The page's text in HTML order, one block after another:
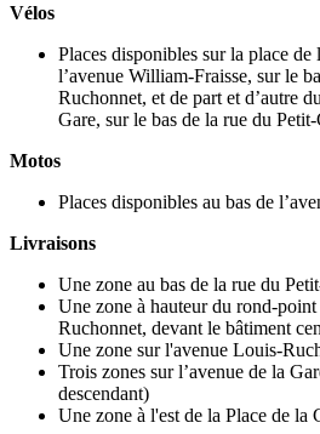
Vélos
Places disponibles sur la place de
l’avenue William-Fraisse, sur le
Ruchonnet, et de part et d’autre
Gare, sur le bas de la rue du
Motos
Places disponibles au bas de
Livraisons
Une zone au bas de la rue du
Une zone à hauteur du rond-
Ruchonnet, devant le bâtiment
Une zone sur l'avenue Louis-
Trois zones sur l’avenue de la
descendant)
Une zone à l'est de la Place de la